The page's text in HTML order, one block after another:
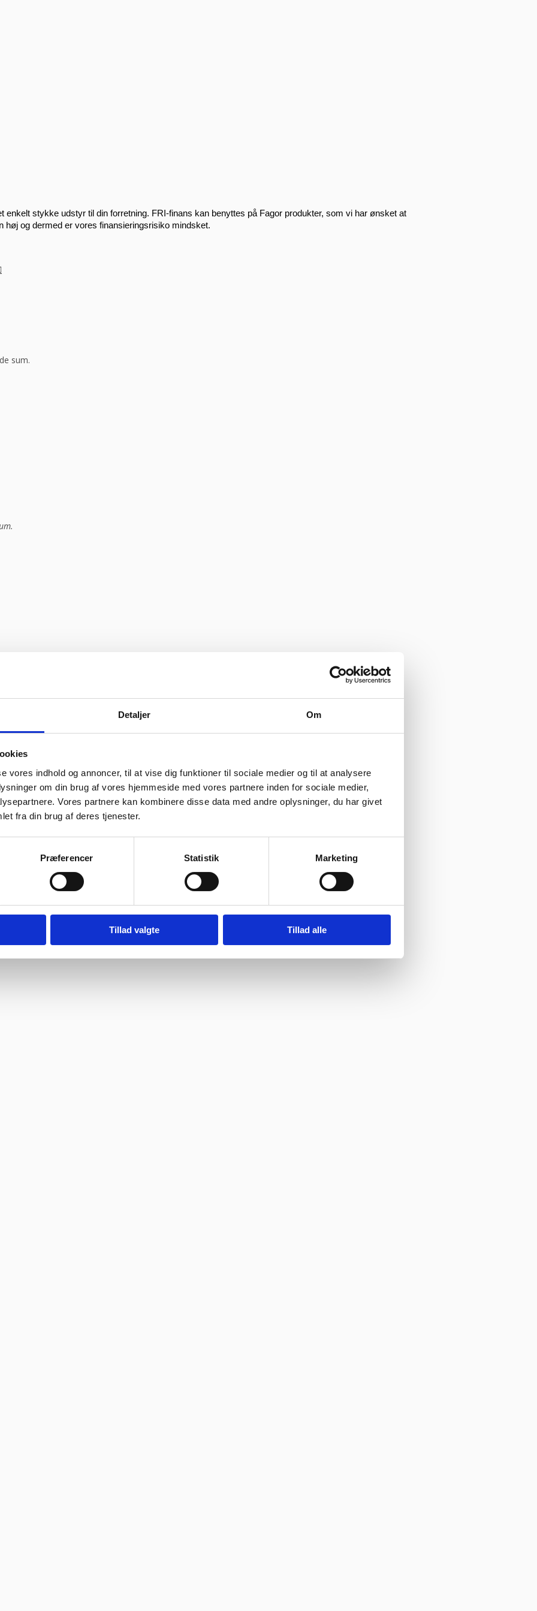
Detaljer Om
vores indhold og annoncer, til at vise dig funktioner til sociale medier og til at analysere
om din brug af vores hjemmeside med vores partnere inden for sociale medier,
Vores partnere kan kombinere disse data med andre oplysninger, du har givet
fra din brug af deres tjenester.
Præferencer Statistik Marketing
Tillad valgte Tillad alle
– 13.30
enkelt stykke udstyr til din forretning. FRI-finans kan benyttes på Fagor produkter, som vi har ønsket at
og dermed er vores finansieringsrisiko mindsket.
sum.
og fik løst det i løbet af to sekunder. God arbejde og god weekend”